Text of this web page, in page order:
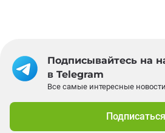
Подписывайтесь на
в Telegram
Все самые интересные
Подписаться